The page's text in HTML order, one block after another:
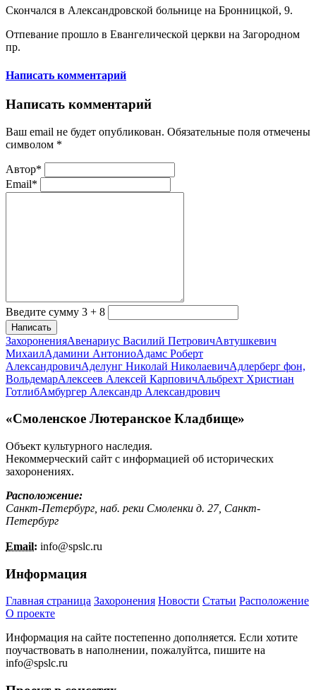
Скончался в Александровской больнице на Бронницкой, 9.
Отпевание прошло в Евангелической церкви на Загородном
пр.
Написать комментарий
Написать комментарий
Ваш email не будет опубликован. Обязательные поля отмечены
символом *
Автор*
Email*
Введите сумму 3 + 8
Написать
ЗахороненияАвенариус Василий ПетровичАвтушкевич
МихаилАдамини АнтониоАдамс Роберт
АлександровичАделунг Николай НиколаевичАдлерберг фон,
ВольдемарАлексеев Алексей КарповичАльбрехт Христиан
ГотлибАмбургер Александр Александрович
«Смоленское Лютеранское Кладбище»
Объект культурного наследия.
Некоммерческий сайт с информацией об исторических
захоронениях.
Расположение:
Санкт-Петербург, наб. реки Смоленки д. 27, Санкт-
Петербург
Email: info@spslc.ru
Информация
Главная страница Захоронения Новости Статьи Расположение
О проекте
Информация на сайте постепенно дополняется. Если хотите
поучаствовать в наполнении, пожалуйтса, пишите на
info@spslc.ru